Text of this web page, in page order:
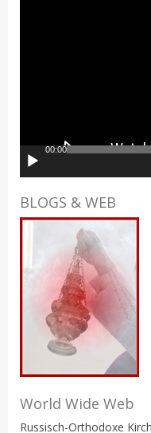
00:00
BLOGS & WEB
World Wide Web
Russisch-Orthodoxe